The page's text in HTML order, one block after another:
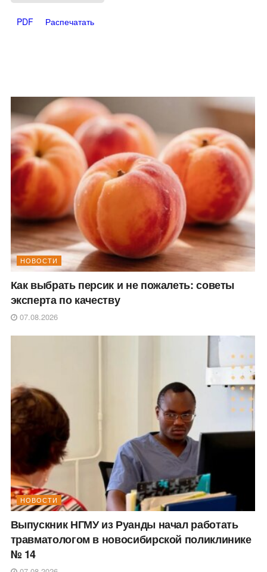
PDF Распечатать
НОВОСТИ
Как выбрать персик и не пожалеть: советы
эксперта по качеству
07.08.2026
НОВОСТИ
Выпускник НГМУ из Руанды начал работать
травматологом в новосибирской поликлинике
№ 14